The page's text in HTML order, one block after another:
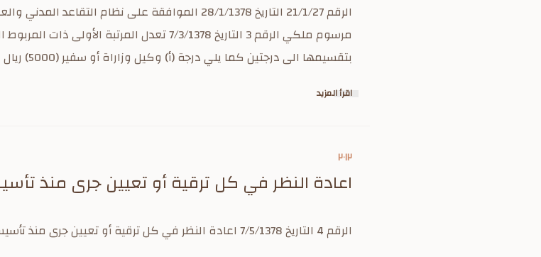
مرسوم ملكي الرقم 3 التاريخ 7/3/1378 تعدل
بتقسيمها الى درجتين كما يلي درجة (أ) وكيل وزاراة أو سفير (5000) ريال درجة (ب) وزير مفوض (4000)...
اقرأ المزيد
٢٠١٢
اعادة النظر في كل ترقية أو تعيين جرى منذ
الرقم 4 التاريخ 7/5/1378 اعادة النظر في كل ترقية أو تعيين جرى منذ تأسيس مجلس الوزراء